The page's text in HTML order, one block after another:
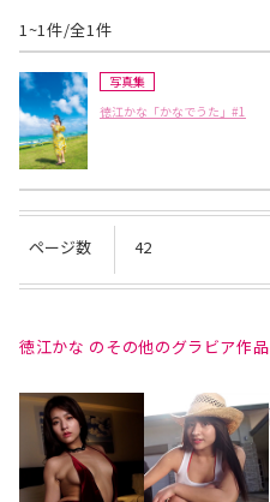
1~1件/全1件
写真集
徳江かな「かなでうた」#1
ページ数 42
徳江かな のその他のグラビア作品